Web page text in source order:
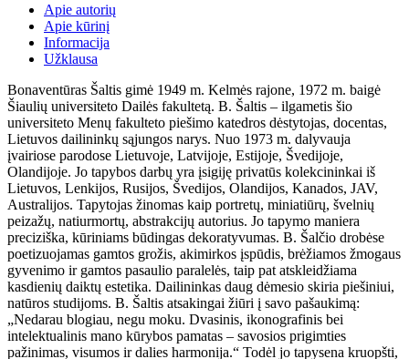
Apie autorių
Apie kūrinį
Informacija
Užklausa
Bonaventūras Šaltis gimė 1949 m. Kelmės rajone, 1972 m. baigė
Šiaulių universiteto Dailės fakultetą. B. Šaltis – ilgametis šio
universiteto Menų fakulteto piešimo katedros dėstytojas, docentas,
Lietuvos dailininkų sąjungos narys. Nuo 1973 m. dalyvauja
įvairiose parodose Lietuvoje, Latvijoje, Estijoje, Švedijoje,
Olandijoje. Jo tapybos darbų yra įsigiję privatūs kolekcininkai iš
Lietuvos, Lenkijos, Rusijos, Švedijos, Olandijos, Kanados, JAV,
Australijos. Tapytojas žinomas kaip portretų, miniatiūrų, švelnių
peizažų, natiurmortų, abstrakcijų autorius. Jo tapymo maniera
preciziška, kūriniams būdingas dekoratyvumas. B. Šalčio drobėse
poetizuojamas gamtos grožis, akimirkos įspūdis, brėžiamos žmogaus
gyvenimo ir gamtos pasaulio paralelės, taip pat atskleidžiama
kasdienių daiktų estetika. Dailininkas daug dėmesio skiria piešiniui,
natūros studijoms. B. Šaltis atsakingai žiūri į savo pašaukimą:
„Nedarau blogiau, negu moku. Dvasinis, ikonografinis bei
intelektualinis mano kūrybos pamatas – savosios prigimties
pažinimas, visumos ir dalies harmonija.“ Todėl jo tapysena kruopšti,